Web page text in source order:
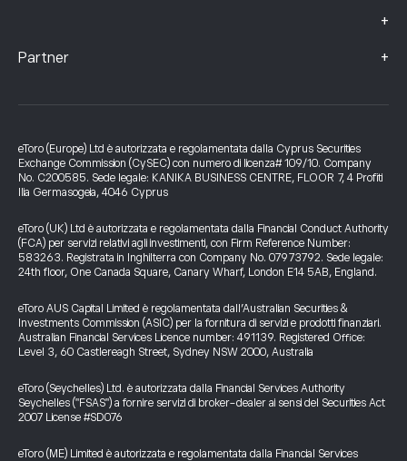
+
Partner +
eToro (Europe) Ltd è autorizzata e regolamentata dalla Cyprus Securities
Exchange Commission (CySEC) con numero di licenza# 109/10. Company
No. C200585. Sede legale: KANIKA BUSINESS CENTRE, FLOOR 7, 4 Profiti
Ilia Germasogeia, 4046 Cyprus
eToro (UK) Ltd è autorizzata e regolamentata dalla Financial Conduct Authority
(FCA) per servizi relativi agli investimenti, con Firm Reference Number:
583263. Registrata in Inghilterra con Company No. 07973792. Sede legale:
24th floor, One Canada Square, Canary Wharf, London E14 5AB, England.
eToro AUS Capital Limited è regolamentata dall’Australian Securities &
Investments Commission (ASIC) per la fornitura di servizi e prodotti finanziari.
Australian Financial Services Licence number: 491139. Registered Office:
Level 3, 60 Castlereagh Street, Sydney NSW 2000, Australia
eToro (Seychelles) Ltd. è autorizzata dalla Financial Services Authority
Seychelles ("FSAS") a fornire servizi di broker-dealer ai sensi del Securities Act
2007 License #SD076
eToro (ME) Limited è autorizzata e regolamentata dalla Financial Services